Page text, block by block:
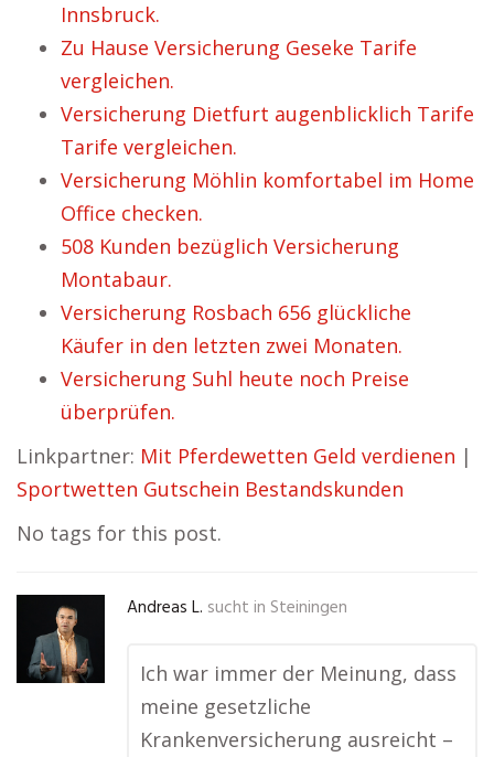
Innsbruck.
Zu Hause Versicherung Geseke Tarife
vergleichen.
Versicherung Dietfurt augenblicklich Tarife
Tarife vergleichen.
Versicherung Möhlin komfortabel im Home
Office checken.
508 Kunden bezüglich Versicherung
Montabaur.
Versicherung Rosbach 656 glückliche
Käufer in den letzten zwei Monaten.
Versicherung Suhl heute noch Preise
überprüfen.
Linkpartner: Mit Pferdewetten Geld verdienen |
Sportwetten Gutschein Bestandskunden
No tags for this post.
Andreas L. sucht in Steiningen
Ich war immer der Meinung, dass
meine gesetzliche
Krankenversicherung ausreicht –